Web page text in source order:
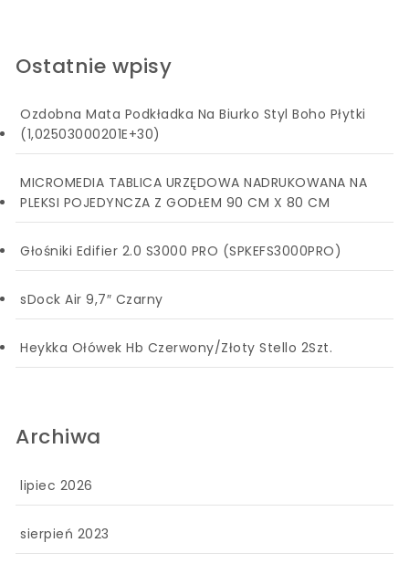
Ostatnie wpisy
Ozdobna Mata Podkładka Na Biurko Styl Boho Płytki
(1,02503000201E+30)
MICROMEDIA TABLICA URZĘDOWA NADRUKOWANA NA
PLEKSI POJEDYNCZA Z GODŁEM 90 CM X 80 CM
Głośniki Edifier 2.0 S3000 PRO (SPKEFS3000PRO)
sDock Air 9,7″ Czarny
Heykka Ołówek Hb Czerwony/Złoty Stello 2Szt.
Archiwa
lipiec 2026
sierpień 2023